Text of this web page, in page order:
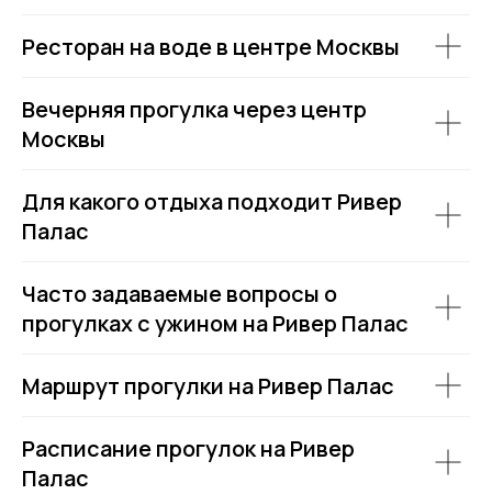
Ресторан на воде в центре Москвы
Вечерняя прогулка через центр
Москвы
Для какого отдыха подходит Ривер
Палас
Часто задаваемые вопросы о
прогулках с ужином на Ривер Палас
Маршрут прогулки на Ривер Палас
Расписание прогулок на Ривер
Палас